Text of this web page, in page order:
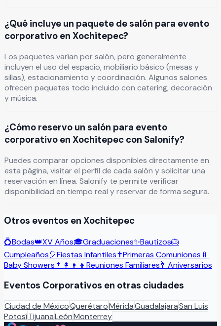
¿Qué incluye un paquete de salón para evento
corporativo en Xochitepec?
Los paquetes varían por salón, pero generalmente
incluyen el uso del espacio, mobiliario básico (mesas y
sillas), estacionamiento y coordinación. Algunos salones
ofrecen paquetes todo incluido con catering, decoración
y música.
¿Cómo reservo un salón para evento
corporativo en Xochitepec con Salonify?
Puedes comparar opciones disponibles directamente en
esta página, visitar el perfil de cada salón y solicitar una
reservación en línea. Salonify te permite verificar
disponibilidad en tiempo real y reservar de forma segura.
Otros eventos en Xochitepec
💍Bodas👑XV Años🎓Graduaciones✨Bautizos🎂
Cumpleaños🎈Fiestas Infantiles✝️Primeras Comuniones 🍼
Baby Showers 👨‍👩‍👧‍👦 Reuniones Familiares🥂Aniversarios
Eventos Corporativos en otras ciudades
Ciudad de MéxicoQuerétaroMéridaGuadalajaraSan Luis
PotosíTijuanaLeónMonterrey